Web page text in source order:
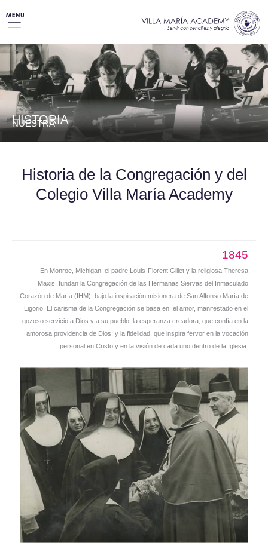
contenido
NUESTRA
HISTORIA
Historia de la Congregación y del
Colegio Villa María Academy
1845
En Monroe, Michigan, el padre Louis-Florent Gillet y la religiosa Theresa
Maxis, fundan la Congregación de las Hermanas Siervas del Inmaculado
Corazón de María (IHM), bajo la inspiración misionera de San Alfonso María de
Ligorio. El carisma de la Congregación se basa en: el amor, manifestado en el
gozoso servicio a Dios y a su pueblo; la esperanza creadora, que confía en la
amorosa providencia de Dios; y la fidelidad, que inspira fervor en la vocación
personal en Cristo y en la visión de cada uno dentro de la Iglesia.